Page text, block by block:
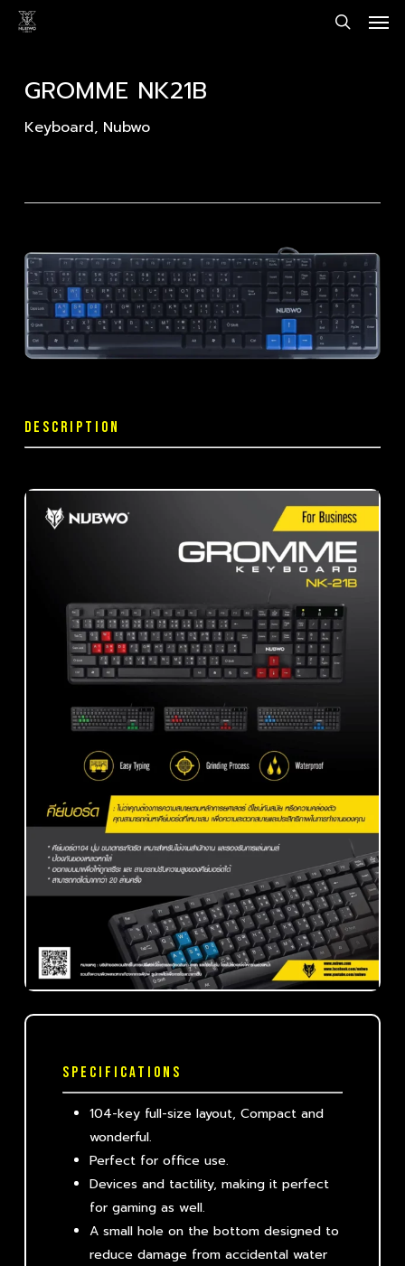
Skip
contentGROMME NK21B
Keyboard, Nubwo
DESCRIPTION
SPECIFICATIONS
104-key full-size layout, Compact and
wonderful.
Perfect for office use.
Devices and tactility, making it perfect
for gaming as well.
A small hole on the bottom designed to
reduce damage from accidental water